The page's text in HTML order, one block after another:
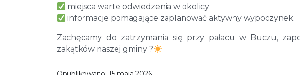
miejsca warte odwiedzenia w okolicy
informacje pomagające zaplanować aktywny wypoczynek.
Zachęcamy do zatrzymania się przy pałacu w Buczu,
zakątków naszej gminy ?